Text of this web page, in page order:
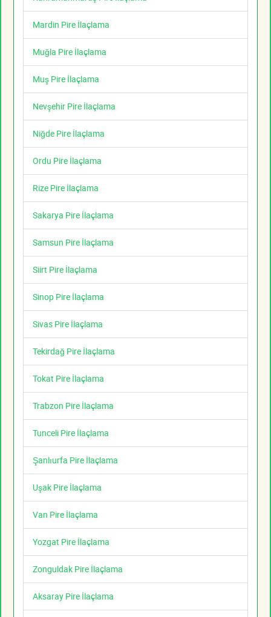
Mardin Pire İlaçlama
Muğla Pire İlaçlama
Muş Pire İlaçlama
Nevşehir Pire İlaçlama
Niğde Pire İlaçlama
Ordu Pire İlaçlama
Rize Pire İlaçlama
Sakarya Pire İlaçlama
Samsun Pire İlaçlama
Siirt Pire İlaçlama
Sinop Pire İlaçlama
Sivas Pire İlaçlama
Tekirdağ Pire İlaçlama
Tokat Pire İlaçlama
Trabzon Pire İlaçlama
Tunceli Pire İlaçlama
Şanlıurfa Pire İlaçlama
Uşak Pire İlaçlama
Van Pire İlaçlama
Yozgat Pire İlaçlama
Zonguldak Pire İlaçlama
Aksaray Pire İlaçlama